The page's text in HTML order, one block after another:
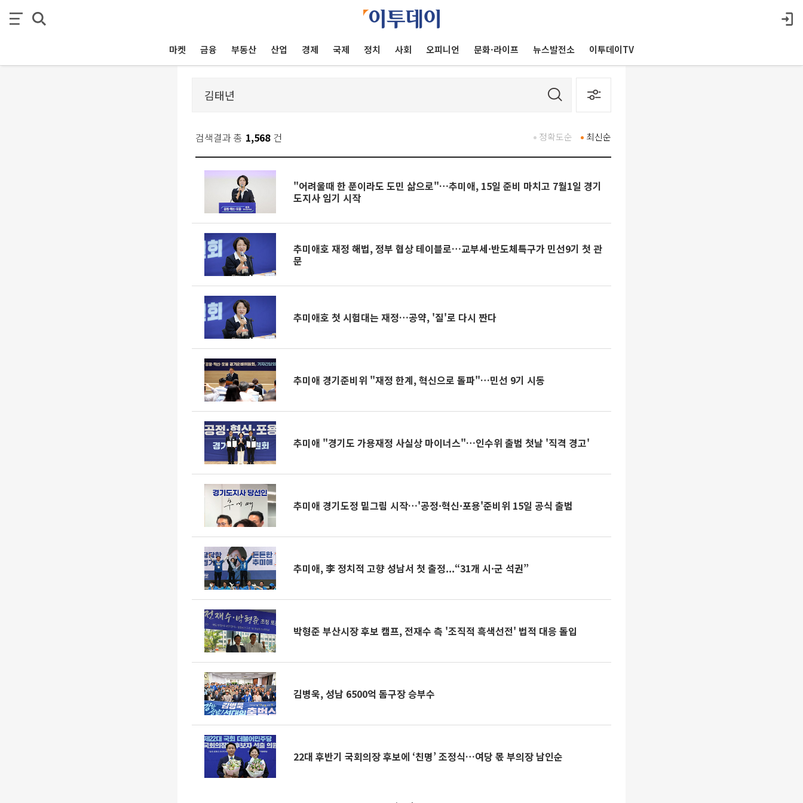
마켓 금융 부동산 산업 경제 국제 정치 사회 오피니언 문화·라이프 뉴스발전소 이투데이TV
검색결과 총 1,568 건 최신순
정확도순
"어려울때 한 푼이라도 도민 삶으로"…추미애, 15일 준비 마치고 7월1일 경기
도지사 임기 시작
추미애호 재정 해법, 정부 협상 테이블로…교부세·반도체특구가 민선9기 첫 관
문
추미애호 첫 시험대는 재정…공약, '질'로 다시 짠다
추미애 경기준비위 "재정 한계, 혁신으로 돌파"…민선 9기 시동
추미애 "경기도 가용재정 사실상 마이너스"…인수위 출범 첫날 '직격 경고'
추미애 경기도정 밑그림 시작…'공정·혁신·포용'준비위 15일 공식 출범
추미애, 李 정치적 고향 성남서 첫 출정...“31개 시·군 석권”
박형준 부산시장 후보 캠프, 전재수 측 '조직적 흑색선전' 법적 대응 돌입
김병욱, 성남 6500억 돔구장 승부수
22대 후반기 국회의장 후보에 ‘친명’ 조정식…여당 몫 부의장 남인순